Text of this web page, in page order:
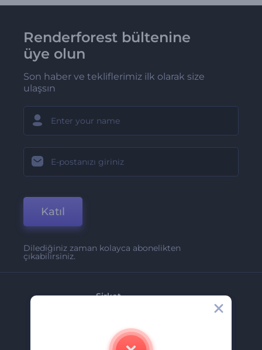
Renderforest bültenine
üye olun
Son haber ve tekliflerimiz ilk olarak size
ulaşsın
Katıl
Dilediğiniz zaman kolayca abonelikten
çıkabilirsiniz.
Şirket
İletişim